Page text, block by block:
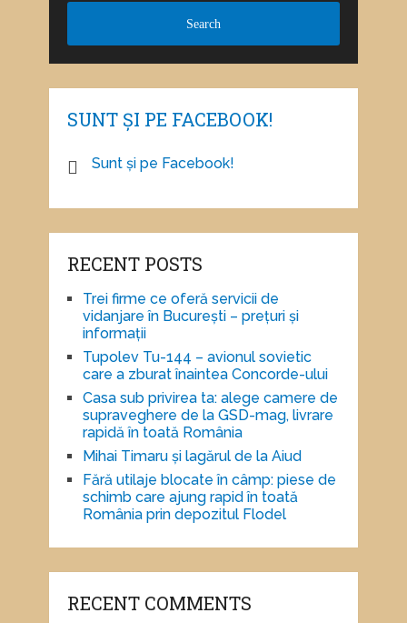
SUNT ȘI PE FACEBOOK!
Sunt și pe Facebook!
RECENT POSTS
Trei firme ce oferă servicii de
vidanjare în București – prețuri și
informații
Tupolev Tu-144 – avionul sovietic
care a zburat înaintea Concorde-ului
Casa sub privirea ta: alege camere de
supraveghere de la GSD-mag, livrare
rapidă în toată România
Mihai Timaru și lagărul de la Aiud
Fără utilaje blocate în câmp: piese de
schimb care ajung rapid în toată
România prin depozitul Flodel
RECENT COMMENTS